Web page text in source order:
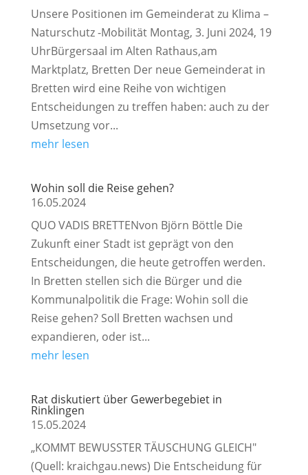
Unsere Positionen im Gemeinderat zu Klima –
Naturschutz -Mobilität Montag, 3. Juni 2024, 19
UhrBürgersaal im Alten Rathaus,am
Marktplatz, Bretten Der neue Gemeinderat in
Bretten wird eine Reihe von wichtigen
Entscheidungen zu treffen haben: auch zu der
Umsetzung vor...
mehr lesen
Wohin soll die Reise gehen?
16.05.2024
QUO VADIS BRETTENvon Björn Böttle Die
Zukunft einer Stadt ist geprägt von den
Entscheidungen, die heute getroffen werden.
In Bretten stellen sich die Bürger und die
Kommunalpolitik die Frage: Wohin soll die
Reise gehen? Soll Bretten wachsen und
expandieren, oder ist...
mehr lesen
Rat diskutiert über Gewerbegebiet in
Rinklingen
15.05.2024
„KOMMT BEWUSSTER TÄUSCHUNG GLEICH"
(Quell: kraichgau.news) Die Entscheidung für